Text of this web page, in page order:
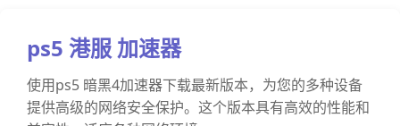
ps5 港服 加速器
使用ps5 暗黑4加速器下载最新版本，为您的多种设备
提供高级的网络安全保护。这个版本具有高效的性能和